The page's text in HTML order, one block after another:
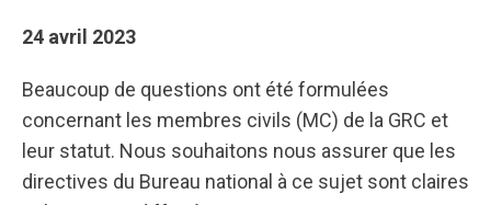
24 avril 2023
Beaucoup de questions ont été formulées
concernant les membres civils (MC) de la GRC et
leur statut. Nous souhaitons nous assurer que les
directives du Bureau national à ce sujet sont claires